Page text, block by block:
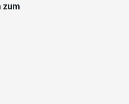
zum